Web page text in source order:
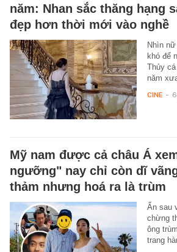
năm: Nhan sắc thăng hạng
đẹp hơn thời mới vào nghề
Nhìn
khó để
Thủy
năm
CINE -
Mỹ nam được cả châu Á
ngưỡng" nay chỉ còn dĩ
thảm nhưng hoá ra là trùm
Ẩn sau
chừng
ông
trang